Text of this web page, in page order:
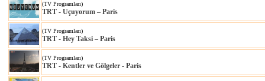
(TV Programları)
TRT - Uçuyorum – Paris
(TV Programları)
TRT - Hey Taksi – Paris
(TV Programları)
TRT - Kentler ve Gölgeler - Paris